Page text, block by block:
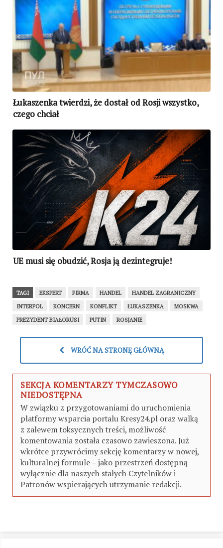
Łukaszenka twierdzi, że dostał od Rosji wszystko,
czego chciał
UE musi się obudzić, Rosja ją dezintegruje!
TAGI EKSPERT FIRMA HANDEL
HANDEL ZAGRANICZNY
INTERPOL
KONCERN KONFLIKT ŁUKASZENKA
MOSKWA
PREZYDENT BIAŁORUSI
PUTIN ROSJANIE
WRÓĆ NA STRONĘ GŁÓWNĄ
SEKCJA KOMENTARZY TYMCZASOWO
NIEDOSTĘPNA
W związku z przygotowaniami do uruchomienia
platformy wsparcia portalu Kresy24.pl oraz walką
z zalewem toksycznych treści, możliwość
komentowania została czasowo zawieszona. Już
wkrótce przywrócimy sekcję komentarzy w nowej,
kulturalnej formule – jako przestrzeń dostępną
wyłącznie dla naszych stałych Czytelników i
Patronów wspierających utrzymanie redakcji.